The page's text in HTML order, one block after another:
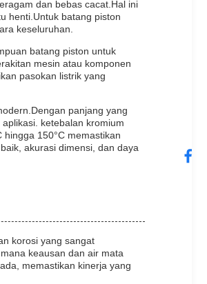
dan bebas cacat.Hal ini
henti.Untuk batang piston
keseluruhan.
batang piston untuk
mesin atau komponen
pasokan listrik yang
panjang yang
ketebalan kromium
150°C memastikan
akurasi dimensi, dan daya
korosi yang sangat
keausan dan air mata
memastikan kinerja yang